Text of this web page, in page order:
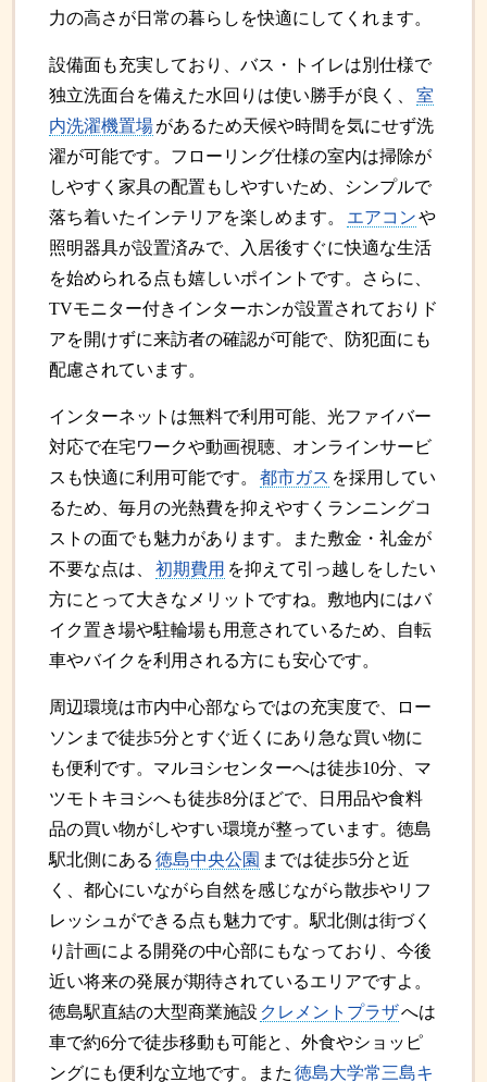
力の高さが日常の暮らしを快適にしてくれます。
設備面も充実しており、バス・トイレは別仕様で
独立洗面台を備えた水回りは使い勝手が良く、
室
内洗濯機置場があるため天候や時間を気にせず洗
濯が可能です。フローリング仕様の室内は掃除が
しやすく家具の配置もしやすいため、シンプルで
落ち着いたインテリアを楽しめます。
エアコンや
照明器具が設置済みで、入居後すぐに快適な生活
を始められる点も嬉しいポイントです。さらに、
TVモニター付きインターホンが設置されておりド
アを開けずに来訪者の確認が可能で、防犯面にも
配慮されています。
インターネットは無料で利用可能、光ファイバー
対応で在宅ワークや動画視聴、オンラインサービ
スも快適に利用可能です。
都市ガス を採用してい
るため、毎月の光熱費を抑えやすくランニングコ
ストの面でも魅力があります。また敷金・礼金が
不要な点は、
初期費用 を抑えて引っ越しをしたい
方にとって大きなメリットですね。敷地内にはバ
イク置き場や駐輪場も用意されているため、自転
車やバイクを利用される方にも安心です。
周辺環境は市内中心部ならではの充実度で、ロー
ソンまで徒歩5分とすぐ近くにあり急な買い物に
も便利です。マルヨシセンターへは徒歩10分、マ
ツモトキヨシへも徒歩8分ほどで、日用品や食料
品の買い物がしやすい環境が整っています。徳島
駅北側にある 徳島中央公園 までは徒歩5分と近
く、都心にいながら自然を感じながら散歩やリフ
レッシュができる点も魅力です。駅北側は街づく
り計画による開発の中心部にもなっており、今後
近い将来の発展が期待されているエリアですよ。
徳島駅直結の大型商業施設 クレメントプラザへは
車で約6分で徒歩移動も可能と、外食やショッピ
ングにも便利な立地です。また 徳島大学常三島キ